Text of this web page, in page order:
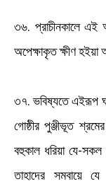
৩৬. প্রাচীনকালে এই
অপেক্ষাকৃত ক্ষীণ
৩৭. ভবিষ্যতে এইরূপ
গোষ্ঠীর পুঞ্জীভূত
বহুকাল ধরিয়া যে-
তাহাদের সমবায়ে